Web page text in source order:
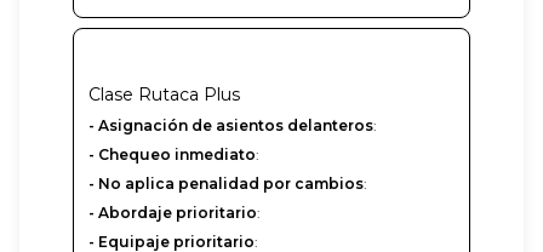
Clase Rutaca Plus
- Asignación de asientos delanteros:
- Chequeo inmediato:
- No aplica penalidad por cambios:
- Abordaje prioritario:
- Equipaje prioritario: